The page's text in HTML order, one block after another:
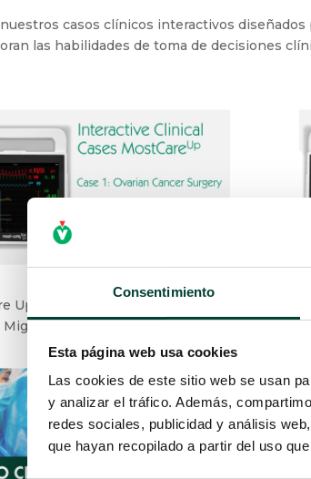
Consentimiento
Esta página web usa cookies
Las cookies de este sitio web se usan
y analizar el tráfico. Además,
redes sociales, publicidad y análisis
que hayan recopilado a partir del uso
casos clínicos interactivos
las habilidades de toma de decisiones
Up – Ovarian Cancer surgery by
Alonso